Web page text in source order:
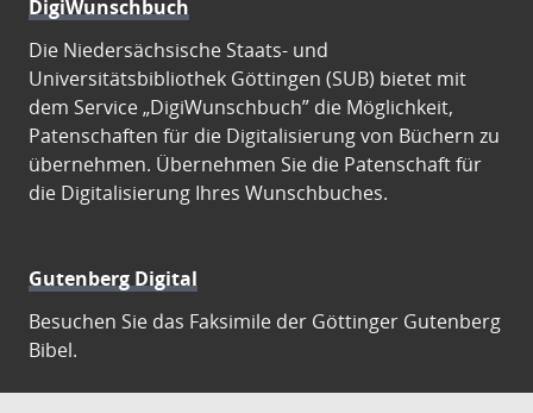
DigiWunschbuch
Die Niedersächsische Staats- und
Universitätsbibliothek Göttingen (SUB) bietet mit
dem Service „DigiWunschbuch” die Möglichkeit,
Patenschaften für die Digitalisierung von Büchern zu
übernehmen. Übernehmen Sie die Patenschaft für
die Digitalisierung Ihres Wunschbuches.
Gutenberg Digital
Besuchen Sie das Faksimile der Göttinger Gutenberg
Bibel.